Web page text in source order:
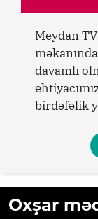
Meydan
davamlı
birdəfəlik
Oxşar